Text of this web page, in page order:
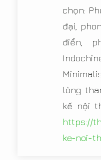
chọn:
đại,
điển,
lòng
kế nội
https://
ke-noi-